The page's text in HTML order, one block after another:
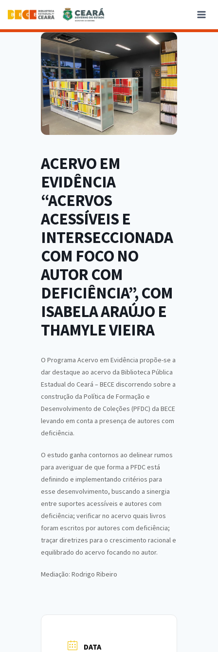
ACERVO EM
EVIDÊNCIA
“ACERVOS
ACESSÍVEIS E
INTERSECCIONADA
COM FOCO NO
AUTOR COM
DEFICIÊNCIA”, COM
ISABELA ARAÚJO E
THAMYLE VIEIRA
O Programa Acervo em Evidência propõe-se a
dar destaque ao acervo da Biblioteca Pública
Estadual do Ceará – BECE discorrendo sobre a
construção da Política de Formação e
Desenvolvimento de Coleções (PFDC) da BECE
levando em conta a presença de autores com
deficiência.
O estudo ganha contornos ao delinear rumos
para averiguar de que forma a PFDC está
definindo e implementando critérios para
esse desenvolvimento, buscando a sinergia
entre suportes acessíveis e autores com
deficiência; verificar no acervo quais livros
foram escritos por autores com deficiência;
traçar diretrizes para o crescimento racional e
equilibrado do acervo focando no autor.
Mediação: Rodrigo Ribeiro
DATA